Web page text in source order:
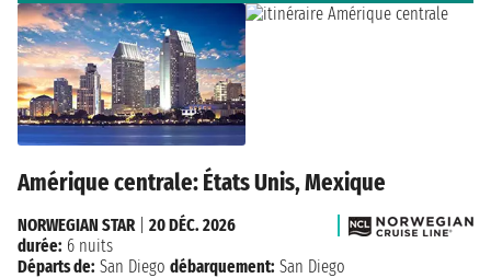
Amérique centrale: États Unis, Mexique
NORWEGIAN STAR| 20 DÉC. 2026
durée: 6 nuits
Départs de: San Diego débarquement: San Diego